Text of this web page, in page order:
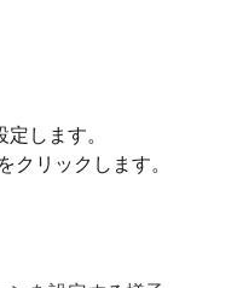
します。
リックします。